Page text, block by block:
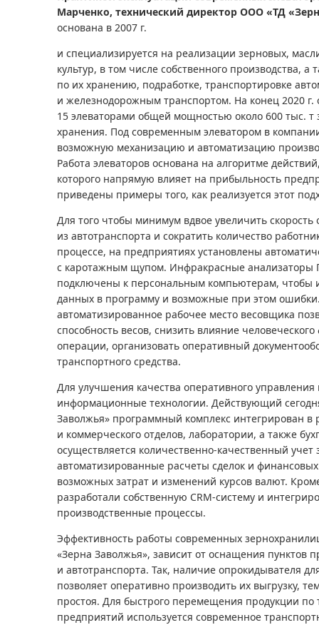
Марченко, технический директор ООО «ТД
основана в 2007 г.
и специализируется на реализации зерновых,
культур, в том числе собственного производства, а
по их хранению, подработке, транспортировке
и железнодорожным транспортом. На конец 2020 г.
15 элеваторами общей мощностью около 600 тыс. т
хранения. Под современным элеватором в
возможную механизацию и автоматизацию
Работа элеваторов основана на алгоритме
которого напрямую влияет на прибыльность
приведены примеры того, как реализуется этот
Для того чтобы минимум вдвое увеличить скорость
из автотранспорта и сократить количество
процессе, на предприятиях установлены
с каротажным щупом. Инфракрасные анализаторы
подключены к персональным компьютерам, чтобы
данных в программу и возможные при этом
автоматизированное рабочее место весовщика
способность весов, снизить влияние
операции, организовать оперативный
транспортного средства.
Для улучшения качества оперативного
информационные технологии. Действующий
Заволжья» программный комплекс интегрирован в
и коммерческого отделов, лаборатории, а также
осуществляется количественно-качественный учет
автоматизированные расчеты сделок и финансовых
возможных затрат и изменений курсов валют.
разработали собственную CRM-систему и
производственные процессы.
Эффективность работы современных
«Зерна Заволжья», зависит от оснащения пунктов
и автотранспорта. Так, наличие опрокидывателя
позволяет оперативно производить их выгрузку,
простоя. Для быстрого перемещения продукции по
предприятий используется современное